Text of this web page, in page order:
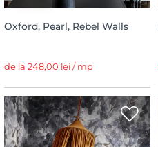
Oxford, Pearl, Rebel Walls
de la 248,00 lei / mp